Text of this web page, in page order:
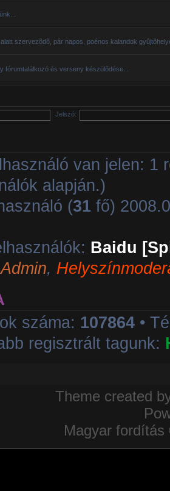
szervezõdõ, pár napos, poénos kalandok
fórumtalálkozó és verseny készülődése...
Jelszó:
van jelen: 1
alapján.)
(31 fő)
Baidu
Admin,
száma: 107864 •
regisztrált tagunk:
Theme created
Magyar